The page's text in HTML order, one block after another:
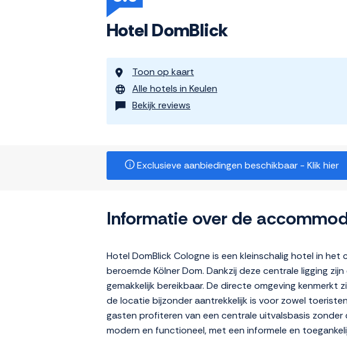
Hotel DomBlick
Toon op kaart
Alle hotels in Keulen
Bekijk reviews
Exclusieve aanbiedingen beschikbaar - Klik hier
Informatie over de
Hotel DomBlick Cologne is een kleinschalig hotel in
beroemde Kölner Dom. Dankzij deze centrale ligging
gemakkelijk bereikbaar. De directe omgeving
de locatie bijzonder aantrekkelijk is voor zowel
gasten profiteren van een centrale uitvalsbasis
modern en functioneel, met een informele en